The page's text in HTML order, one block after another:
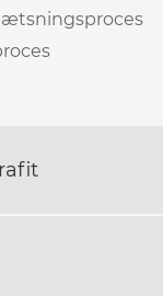
ætsningsproces